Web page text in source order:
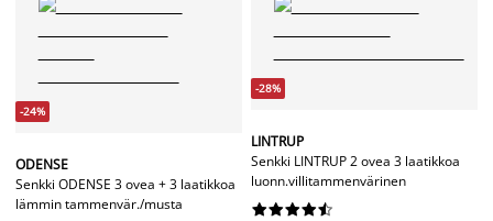
-24%
ODENSE
Senkki ODENSE 3 ovea + 3 laatikkoa
lämmin tammenvär./musta
-28%
LINTRUP
Senkki LINTRUP 2 ovea 3 laatikkoa
luonn.villitammenvärinen





